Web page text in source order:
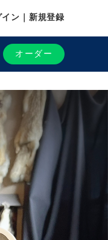
イン｜新規登録
オーダー